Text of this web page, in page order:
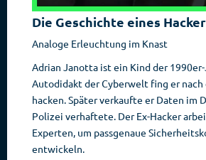
Die Geschichte eines
Analoge Erleuchtung im Knast
Adrian Janotta ist ein Kind der 1990er-
Autodidakt der Cyberwelt fing er nach
hacken. Später verkaufte er Daten im
Polizei verhaftete. Der Ex-Hacker
Experten, um passgenaue
entwickeln.